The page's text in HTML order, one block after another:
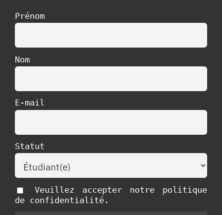
Prénom
Nom
E-mail
Statut
Veuillez accepter notre politique
de confidentialité.